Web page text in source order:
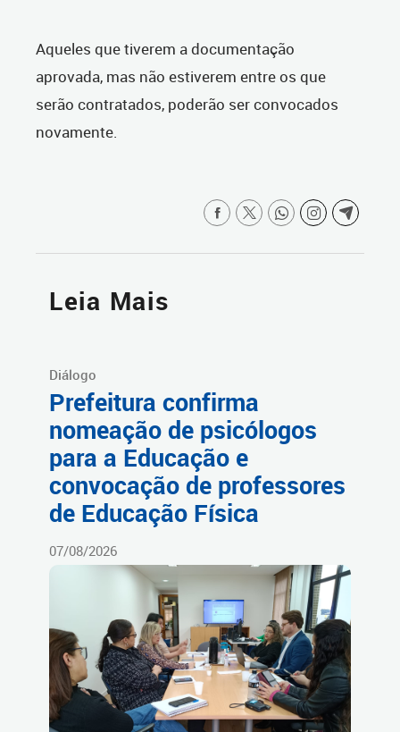
Aqueles que tiverem a documentação
aprovada, mas não estiverem entre os que
serão contratados, poderão ser convocados
novamente.
Leia Mais
Diálogo
Prefeitura confirma
nomeação de psicólogos
para a Educação e
convocação de professores
de Educação Física
07/08/2026